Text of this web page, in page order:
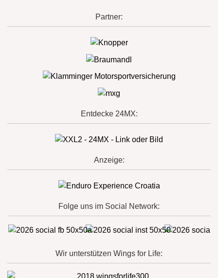
Partner:
Entdecke 24MX:
Anzeige:
Folge uns im Social Network:
Wir unterstützen Wings for Life: